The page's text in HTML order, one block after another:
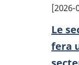
2026-
Le
fera